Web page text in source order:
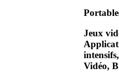
Jeux
Vidéo,